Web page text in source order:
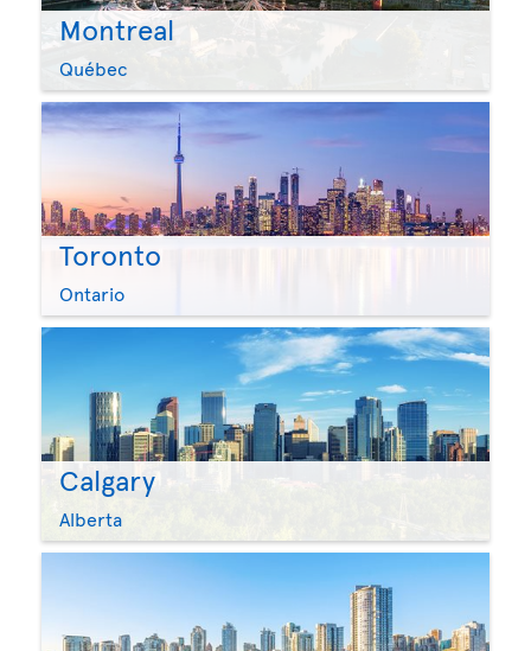
Montreal
Québec
Toronto
Ontario
Calgary
Alberta